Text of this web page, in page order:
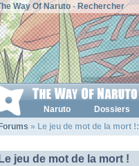
Way Of Naruto- Rechercher
Naruto Dossiers
» Le jeu de mot de la mort !:
Le jeu de mot de la mort !